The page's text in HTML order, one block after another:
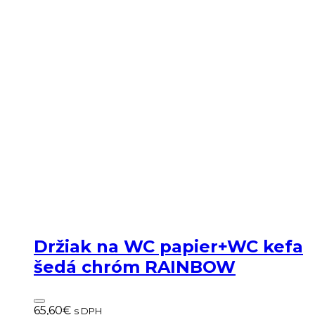
Držiak na WC papier+WC kefa
šedá chróm RAINBOW
65,60€ s DPH